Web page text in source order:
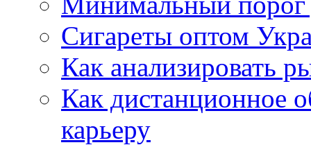
Сигареты оптом
Как анализировать
Как дистанционное
карьеру